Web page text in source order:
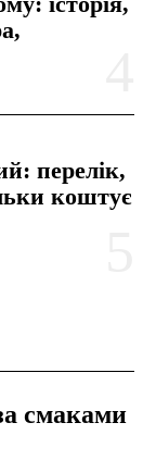
перелік,
коштує
смаками